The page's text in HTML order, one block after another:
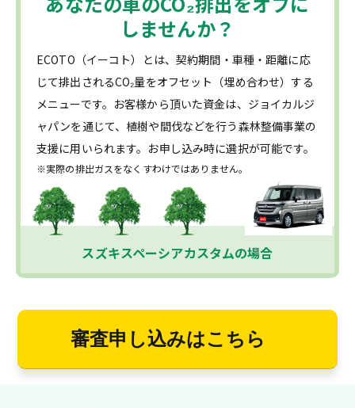
しませんか？
ECOTO（イーコト）とは、契約期間・車種・距離に応
じて排出されるCO₂量をオフセット（埋め合わせ）する
メニューです。お客様から頂いた資金は、ジョイカルジ
ャパンを通じて、植樹や間伐などを行う森林整備事業の
支援に用いられます。お申し込み時に選択が可能です。
※実際の排出ガスをなくすわけではありません。
スズキスペーシアカスタムの場合
審査申し込みはこちら